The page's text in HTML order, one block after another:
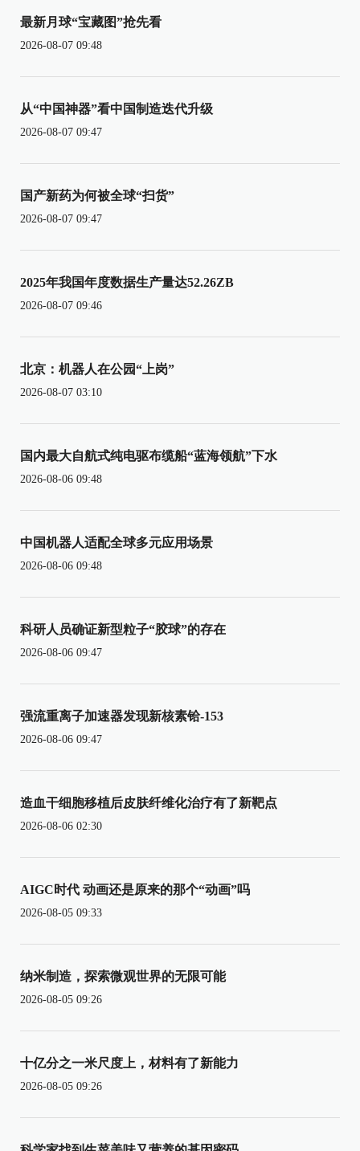
最新月球“宝藏图”抢先看
2026-08-07 09:48
从“中国神器”看中国制造迭代升级
2026-08-07 09:47
国产新药为何被全球“扫货”
2026-08-07 09:47
2025年我国年度数据生产量达52.26ZB
2026-08-07 09:46
北京：机器人在公园“上岗”
2026-08-07 03:10
国内最大自航式纯电驱布缆船“蓝海领航”下水
2026-08-06 09:48
中国机器人适配全球多元应用场景
2026-08-06 09:48
科研人员确证新型粒子“胶球”的存在
2026-08-06 09:47
强流重离子加速器发现新核素铪-153
2026-08-06 09:47
造血干细胞移植后皮肤纤维化治疗有了新靶点
2026-08-06 02:30
AIGC时代 动画还是原来的那个“动画”吗
2026-08-05 09:33
纳米制造，探索微观世界的无限可能
2026-08-05 09:26
十亿分之一米尺度上，材料有了新能力
2026-08-05 09:26